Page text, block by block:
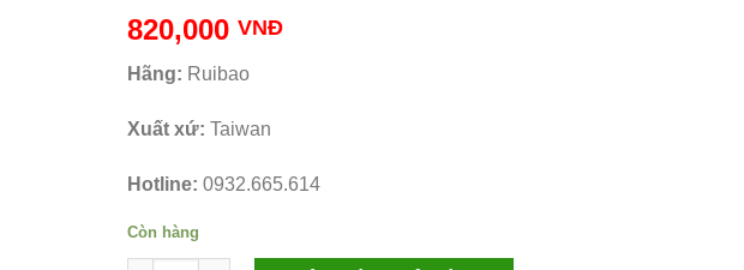
820,000 VNĐ
Hãng: Ruibao
Xuất xứ: Taiwan
Hotline: 0932.665.614
Còn hàng